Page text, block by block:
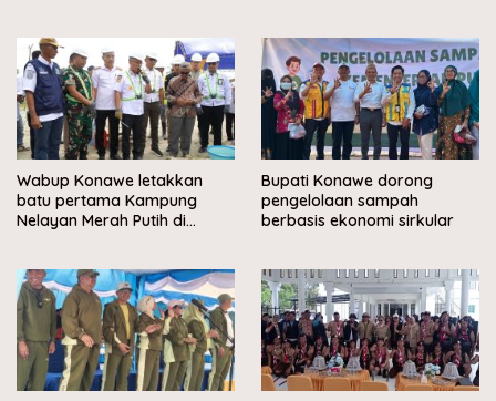
Wabup Konawe letakkan
batu pertama Kampung
Nelayan Merah Putih di
Bupati Konawe dorong
pengelolaan sampah
berbasis ekonomi sirkular